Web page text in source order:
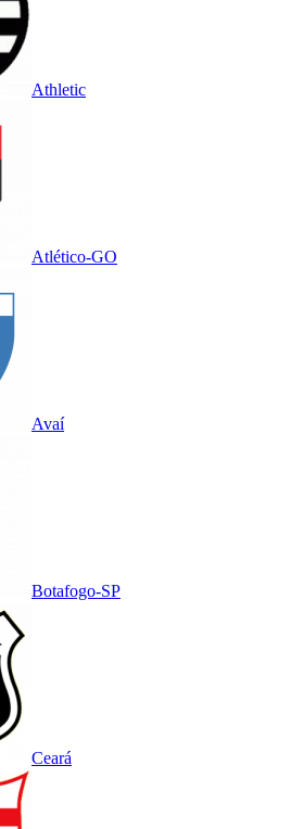
Athletic
Atlético-GO
Avaí
Botafogo-SP
Ceará